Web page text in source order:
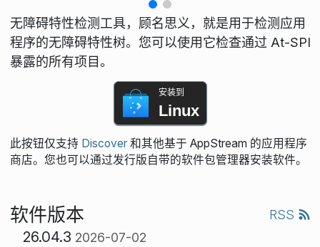
无障碍特性检测工具，顾名思义，就是用于检测应用
程序的无障碍特性树。您可以使用它检查通过 At-SPI
暴露的所有项目。
安装到
Linux
此按钮仅支持 Discover和其他基于 AppStream 的应用程序
商店。您也可以通过发行版自带的软件包管理器安装软件。
软件版本 RSS
26.04.3 2026-07-02